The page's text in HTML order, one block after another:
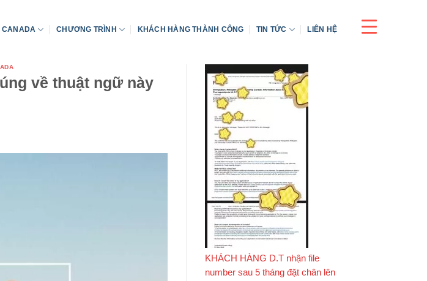
CHƯƠNG TRÌNH KHÁCH HÀNG THÀNH CÔNG TIN TỨC LIÊN HỆ
về thuật ngữ này
KHÁCH HÀNG D.T nhận file
number sau 5 tháng đặt chân lên